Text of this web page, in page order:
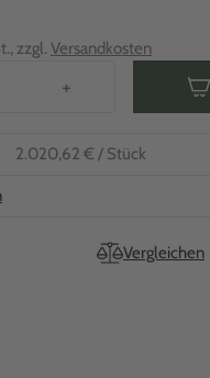
zzgl. Versandkosten
+
2.020,62 € / Stück
Vergleichen